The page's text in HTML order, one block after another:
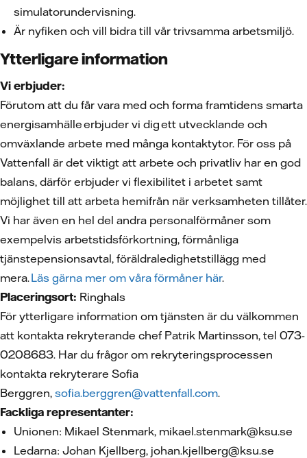
simulatorundervisning.
Är nyfiken och vill bidra till vår trivsamma arbetsmiljö.
Ytterligare information
Vi erbjuder:
Förutom att du får vara med och forma framtidens smarta
energisamhälle erbjuder vi dig ett utvecklande och
omväxlande arbete med många kontaktytor. För oss på
Vattenfall är det viktigt att arbete och privatliv har en god
balans, därför erbjuder vi flexibilitet i arbetet samt
möjlighet till att arbeta hemifrån när verksamheten tillåter.
Vi har även en hel del andra personalförmåner som
exempelvis arbetstidsförkortning, förmånliga
tjänstepensionsavtal, föräldraledighetstillägg med
mera.Läs gärna mer om våra förmåner här.
Placeringsort: Ringhals
För ytterligare information om tjänsten är du välkommen
att kontakta rekryterande chef Patrik Martinsson, tel 073-
0208683. Har du frågor om rekryteringsprocessen
kontakta rekryterare Sofia
Berggren, sofia.berggren@vattenfall.com.
Fackliga representanter:
Unionen: Mikael Stenmark, mikael.stenmark@ksu.se
Ledarna: Johan Kjellberg, johan.kjellberg@ksu.se